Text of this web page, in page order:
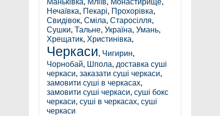
Маньківка, Мліїв, Монастирище,
Нечаївка, Пекарі, Прохорівка,
Свидівок, Сміла, Старосілля,
Сушки, Тальне, Україна, Умань,
Хрещатик, Христинівка,
Черкаси, Чигирин,
Чорнобай, Шпола, доставка суші
черкаси, заказати суші черкаси,
замовити суші в черкасах,
замовити суші черкаси, суші бокс
черкаси, суші в черкасах, суші
черкаси